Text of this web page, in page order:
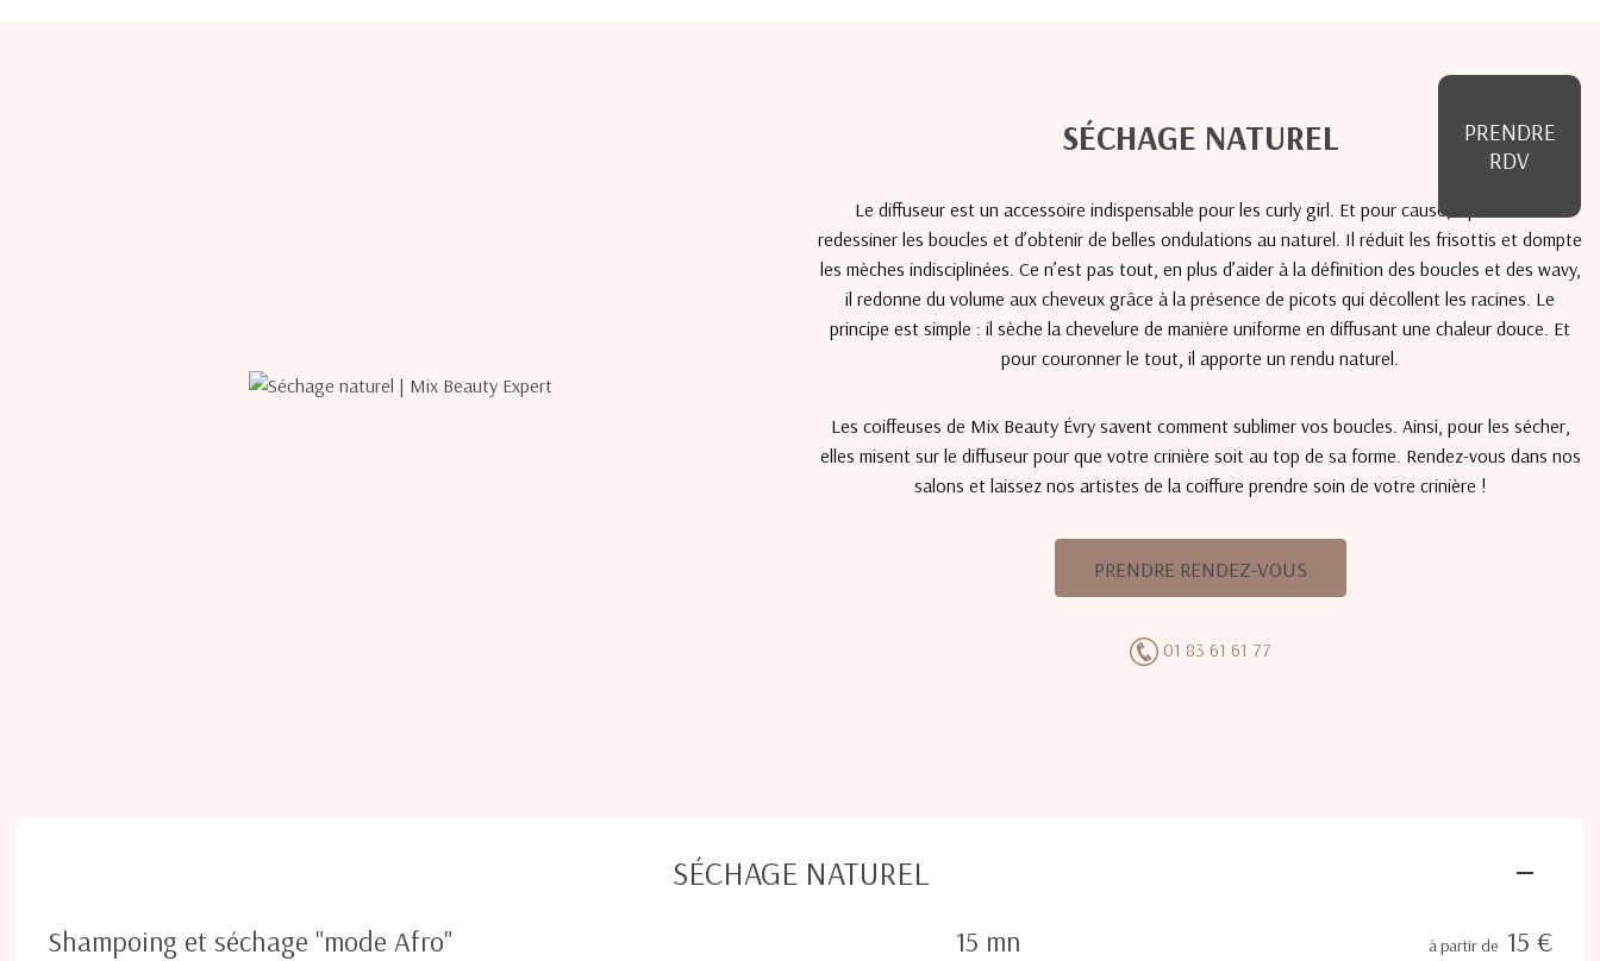
SÉCHAGE NATUREL
Le diffuseur est un accessoire indispensable pour les curly girl. Et pour cause, il permet de
redessiner les boucles et d’obtenir de belles ondulations au naturel. Il réduit les frisottis et dompte
les mèches indisciplinées. Ce n’est pas tout, en plus d’aider à la définition des boucles et des wavy,
il redonne du volume aux cheveux grâce à la présence de picots qui décollent les racines. Le
principe est simple : il sèche la chevelure de manière uniforme en diffusant une chaleur douce. Et
pour couronner le tout, il apporte un rendu naturel.
Les coiffeuses de Mix Beauty Évry savent comment sublimer vos boucles. Ainsi, pour les sécher,
elles misent sur le diffuseur pour que votre crinière soit au top de sa forme. Rendez-vous dans nos
salons et laissez nos artistes de la coiffure prendre soin de votre crinière !
PRENDRE RENDEZ-VOUS
01 83 61 61 77
SÉCHAGE NATUREL
Shampoing et séchage "mode Afro" 15 mn à partir de 15 €
PRENDRE
RDV